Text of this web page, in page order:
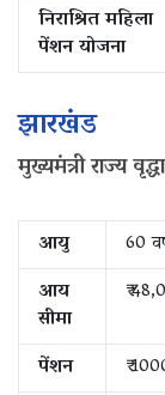
निराश्रित महिला
पेंशन योजना
झारखंड
मुख्यमंत्री राज्य
आयु
60
आय
सीमा
₹
पेंशन
₹